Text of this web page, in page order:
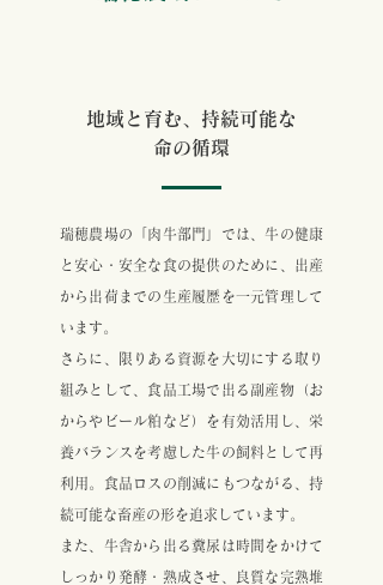
地域と育む、持続可能な
命の循環
瑞穂農場の「肉牛部門」では、牛の健康
と安心・安全な食の提供のために、出産
から出荷までの生産履歴を一元管理して
います。
さらに、限りある資源を大切にする取り
組みとして、食品工場で出る副産物（お
からやビール粕など）を有効活用し、栄
養バランスを考慮した牛の飼料として再
利用。食品ロスの削減にもつながる、持
続可能な畜産の形を追求しています。
また、牛舎から出る糞尿は時間をかけて
しっかり発酵・熟成させ、良質な完熟堆